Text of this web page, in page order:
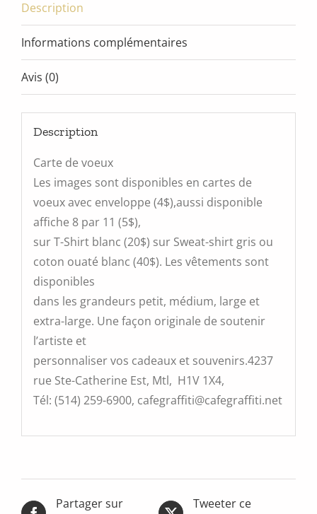
Description
Informations complémentaires
Avis (0)
Description
Carte de voeux
Les images sont disponibles en cartes de
voeux avec enveloppe (4$),aussi disponible
affiche 8 par 11 (5$),
sur T-Shirt blanc (20$) sur Sweat-shirt gris ou
coton ouaté blanc (40$). Les vêtements sont
disponibles
dans les grandeurs petit, médium, large et
extra-large. Une façon originale de soutenir
l’artiste et
personnaliser vos cadeaux et souvenirs.4237
rue Ste-Catherine Est, Mtl, H1V 1X4,
Tél: (514) 259-6900, cafegraffiti@cafegraffiti.net
Partager sur
Tweeter ce